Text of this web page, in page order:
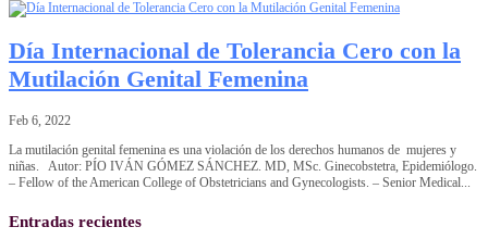
Día Internacional de Tolerancia Cero con la
Mutilación Genital Femenina
Feb 6, 2022
La mutilación genital femenina es una violación de los derechos humanos de mujeres y
niñas. Autor: PÍO IVÁN GÓMEZ SÁNCHEZ. MD, MSc. Ginecobstetra, Epidemiólogo.
– Fellow of the American College of Obstetricians and Gynecologists. – Senior Medical...
Entradas recientes